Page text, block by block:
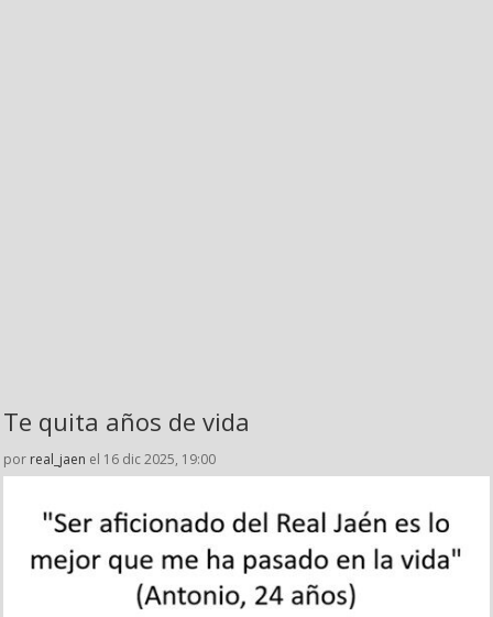
Te quita años de vida
por real_jaen el 16 dic 2025, 19:00